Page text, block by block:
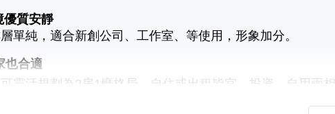
優質安靜
單純，適合新創公司、工作室、等使用，形象加分。
也合適
靈活規劃為2房1廳格局，自住或出租皆宜，投資、自用兩相